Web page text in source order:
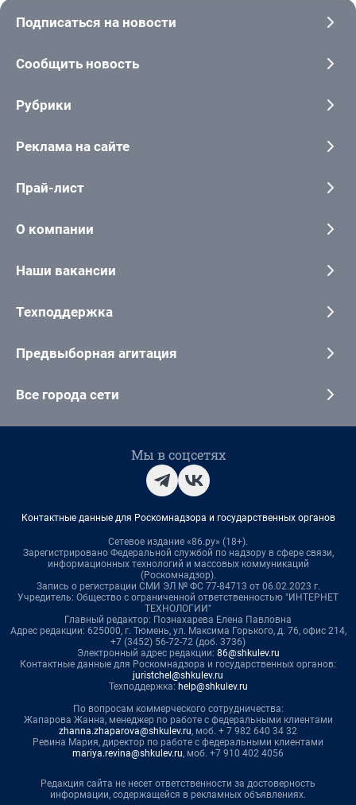
Подписаться на новости
Сообщить новость
Рубрики
Реклама на сайте
Прай-лист
О компании
Наши вакансии
Техподдержка
Предвыборная агитация
Все города сети
Мы в соцсетях
Контактные данные для Роскомнадзора и государственных органов
Сетевое издание «86.ру» (18+).
Зарегистрировано Федеральной службой по надзору в сфере связи,
информационных технологий и массовых коммуникаций
(Роскомнадзор).
Запись о регистрации СМИ ЭЛ № ФС 77-84713 от 06.02.2023 г.
Учредитель: Общество с ограниченной ответственностью "ИНТЕРНЕТ
ТЕХНОЛОГИИ"
Главный редактор: Познахарева Елена Павловна
Адрес редакции: 625000, г. Тюмень, ул. Максима Горького, д. 76, офис 214,
+7 (3452) 56-72-72 (доб. 3736)
Электронный адрес редакции: 86@shkulev.ru
Контактные данные для Роскомнадзора и государственных органов:
juristchel@shkulev.ru
Техподдержка: help@shkulev.ru
По вопросам коммерческого сотрудничества:
Жапарова Жанна, менеджер по работе с федеральными клиентами
zhanna.zhaparova@shkulev.ru, моб. + 7 982 640 34 32
Ревина Мария, директор по работе с федеральными клиентами
mariya.revina@shkulev.ru, моб. +7 910 402 4056
Редакция сайта не несет ответственности за достоверность
информации, содержащейся в рекламных объявлениях.